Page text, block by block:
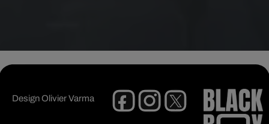
DesignOlivier Varma